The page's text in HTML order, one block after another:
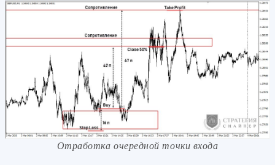
Отработка очередной точки входа